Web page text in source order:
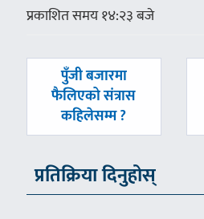
प्रकाशित समय १४:२३ बजे
पछिल्लाे
-
पुँजी बजारमा
फैलिएको संत्रास
कहिलेसम्म ?
प्रतिक्रिया दिनुहोस्